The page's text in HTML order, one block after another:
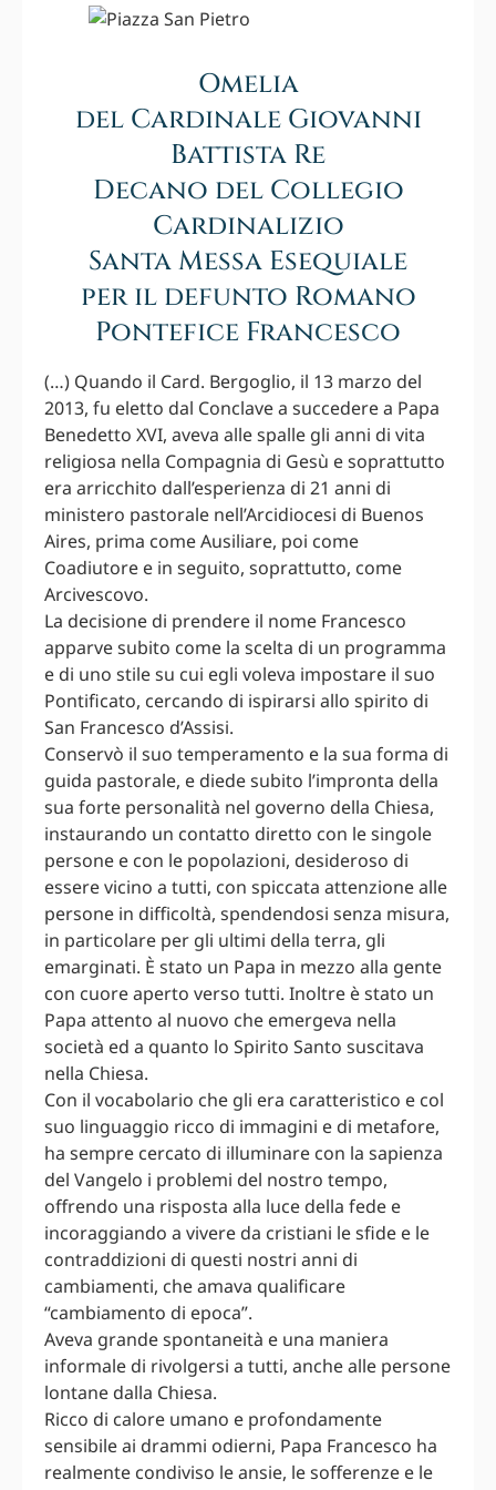
Omelia
del Cardinale Giovanni
Battista Re
Decano del Collegio
Cardinalizio
Santa Messa Esequiale
per il defunto Romano
Pontefice Francesco
(…) Quando il Card. Bergoglio, il 13 marzo del
2013, fu eletto dal Conclave a succedere a Papa
Benedetto XVI, aveva alle spalle gli anni di vita
religiosa nella Compagnia di Gesù e soprattutto
era arricchito dall’esperienza di 21 anni di
ministero pastorale nell’Arcidiocesi di Buenos
Aires, prima come Ausiliare, poi come
Coadiutore e in seguito, soprattutto, come
Arcivescovo.
La decisione di prendere il nome Francesco
apparve subito come la scelta di un programma
e di uno stile su cui egli voleva impostare il suo
Pontificato, cercando di ispirarsi allo spirito di
San Francesco d’Assisi.
Conservò il suo temperamento e la sua forma di
guida pastorale, e diede subito l’impronta della
sua forte personalità nel governo della Chiesa,
instaurando un contatto diretto con le singole
persone e con le popolazioni, desideroso di
essere vicino a tutti, con spiccata attenzione alle
persone in difficoltà, spendendosi senza misura,
in particolare per gli ultimi della terra, gli
emarginati. È stato un Papa in mezzo alla gente
con cuore aperto verso tutti. Inoltre è stato un
Papa attento al nuovo che emergeva nella
società ed a quanto lo Spirito Santo suscitava
nella Chiesa.
Con il vocabolario che gli era caratteristico e col
suo linguaggio ricco di immagini e di metafore,
ha sempre cercato di illuminare con la sapienza
del Vangelo i problemi del nostro tempo,
offrendo una risposta alla luce della fede e
incoraggiando a vivere da cristiani le sfide e le
contraddizioni di questi nostri anni di
cambiamenti, che amava qualificare
“cambiamento di epoca”.
Aveva grande spontaneità e una maniera
informale di rivolgersi a tutti, anche alle persone
lontane dalla Chiesa.
Ricco di calore umano e profondamente
sensibile ai drammi odierni, Papa Francesco ha
realmente condiviso le ansie, le sofferenze e le